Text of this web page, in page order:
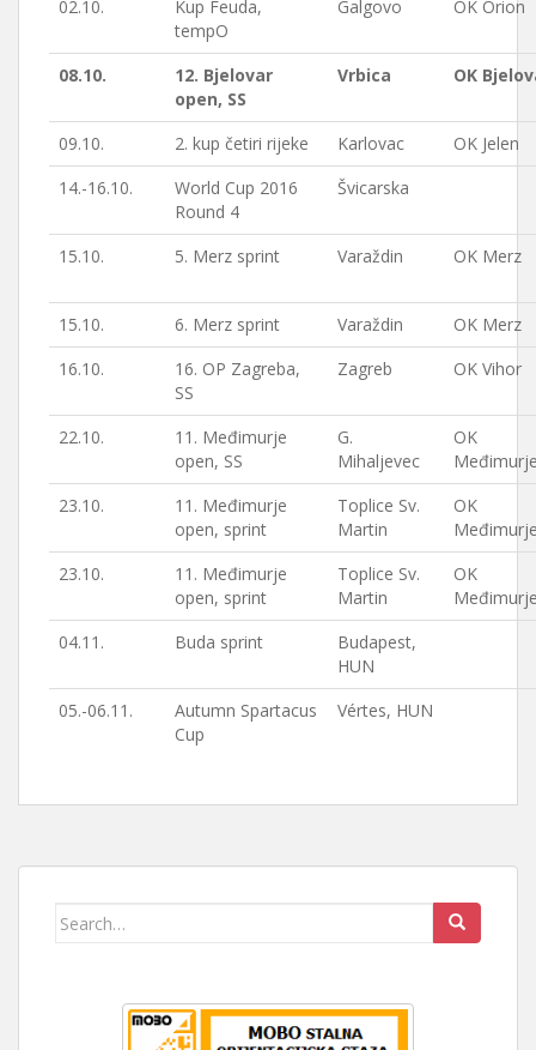
02.10.
Kup Feuda,
tempO
Galgovo OK Orion
08.10.
12. Bjelovar
open, SS
Vrbica OK
09.10. 2. kup četiri rijeke Karlovac
OK Jelen
14.-16.10.
World Cup 2016
Round 4
Švicarska
15.10. 5. Merz sprint Varaždin OK Merz
15.10. 6. Merz sprint Varaždin
OK Merz
16.10.
16. OP Zagreba,
SS
Zagreb OK Vihor
22.10.
11. Međimurje
open, SS
G.
Mihaljevec
OK
23.10.
11. Međimurje
open, sprint
Toplice Sv.
Martin
OK
23.10.
11. Međimurje
open, sprint
Toplice Sv.
Martin
OK
04.11.
Buda sprint
Budapest,
HUN
05.-06.11.
Autumn Spartacus
Cup
Vértes, HUN
Search